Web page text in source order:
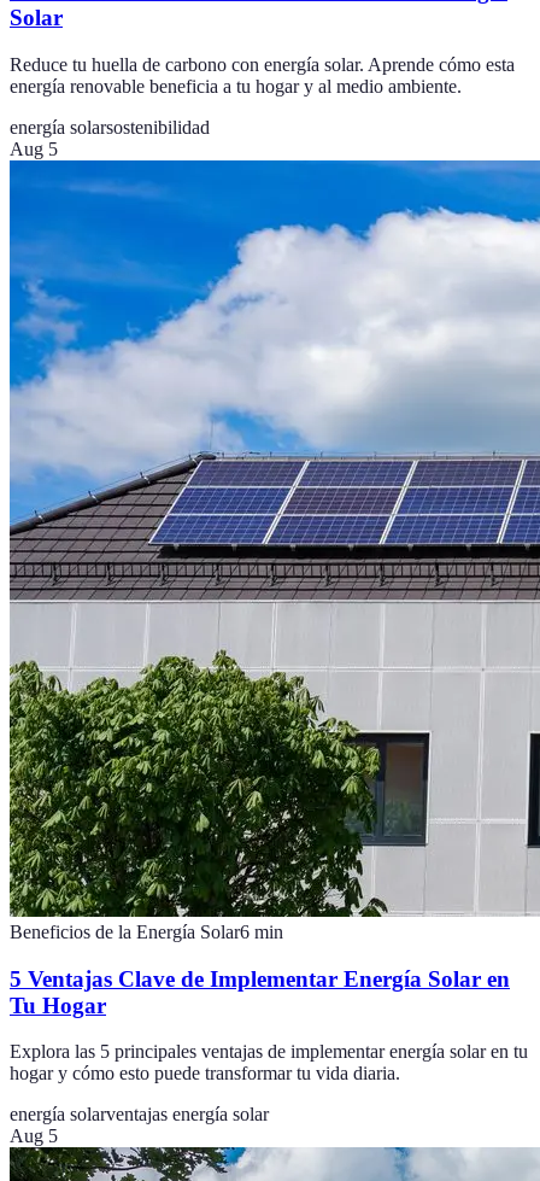
Solar
Reduce tu huella de carbono con energía solar. Aprende cómo esta
energía renovable beneficia a tu hogar y al medio ambiente.
energía solarsostenibilidad
Aug 5
Beneficios de la Energía Solar6 min
5 Ventajas Clave de Implementar Energía Solar en
Tu Hogar
Explora las 5 principales ventajas de implementar energía solar en tu
hogar y cómo esto puede transformar tu vida diaria.
energía solarventajas energía solar
Aug 5